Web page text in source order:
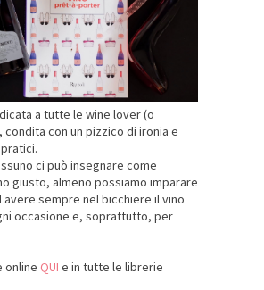
a tutte le wine lover (o
condita con un pizzico di ironia e
ci può insegnare come
giusto, almeno possiamo imparare
avere sempre nel bicchiere il vino
occasione e, soprattutto, per
online QUI e in tutte le librerie